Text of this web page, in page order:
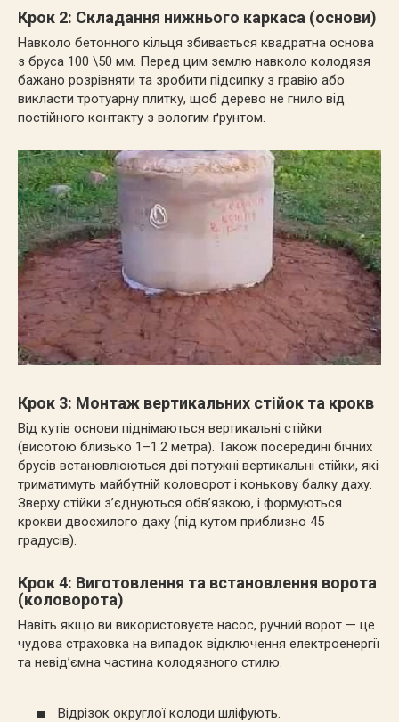
Крок 2: Складання нижнього каркаса (основи)
Навколо бетонного кільця збивається квадратна основа
з бруса 100 \50 мм. Перед цим землю навколо колодязя
бажано розрівняти та зробити підсипку з гравію або
викласти тротуарну плитку, щоб дерево не гнило від
постійного контакту з вологим ґрунтом.
Крок 3: Монтаж вертикальних стійок та крокв
Від кутів основи піднімаються вертикальні стійки
(висотою близько 1–1.2 метра). Також посередині бічних
брусів встановлюються дві потужні вертикальні стійки, які
триматимуть майбутній коловорот і конькову балку даху.
Зверху стійки з’єднуються обв’язкою, і формуються
крокви двосхилого даху (під кутом приблизно 45
градусів).
Крок 4: Виготовлення та встановлення ворота
(коловорота)
Навіть якщо ви використовуєте насос, ручний ворот — це
чудова страховка на випадок відключення електроенергії
та невід’ємна частина колодязного стилю.
Відрізок округлої колоди шліфують.